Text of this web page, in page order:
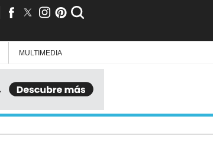
MULTIMEDIA